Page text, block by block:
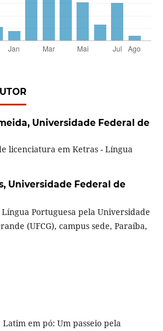
Universidade Federal de
licenciatura em Ketras - Língua
Universidade Federal de
Portuguesa pela Universidade
(UFCG), campus sede, Paraíba,
Latim em pó: Um passeio pela